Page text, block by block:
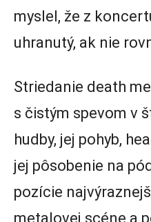
myslel, že z
uhranutý, ak nie
Striedanie death
s čistým spevom v
hudby, jej pohyb,
jej pôsobenie na
pozície
metalovej scéne a